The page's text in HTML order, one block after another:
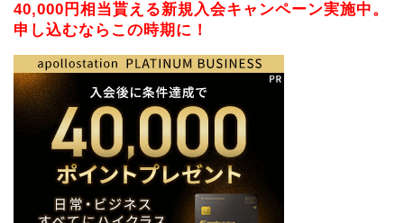
40,000円相当貰える新規入会キャンペーン実施中。
申し込むならこの時期に！